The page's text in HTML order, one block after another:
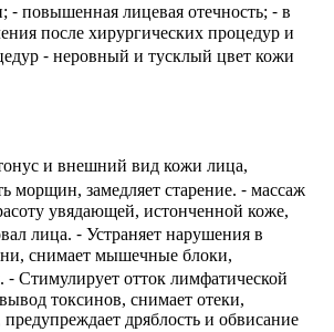
⁃ повышенная лицевая отечность; ⁃ в
после хирургических процедур и
⁃ неровный и тусклый цвет кожи
и внешний вид кожи лица,
морщин, замедляет старение. ⁃ массаж
увядающей, истонченной коже,
лица. ⁃ Устраняет нарушения в
снимает мышечные блоки,
Стимулирует отток лимфатической
токсинов, снимает отеки,
предупреждает дряблость и обвисание